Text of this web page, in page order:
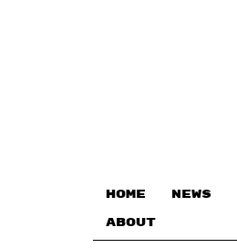
HOME NEWS
ABOUT